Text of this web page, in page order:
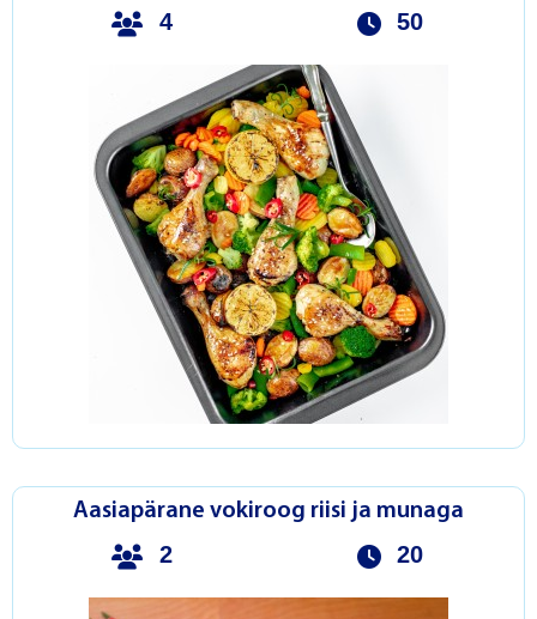
4 50
Aasiapärane vokiroog riisi ja munaga
2 20